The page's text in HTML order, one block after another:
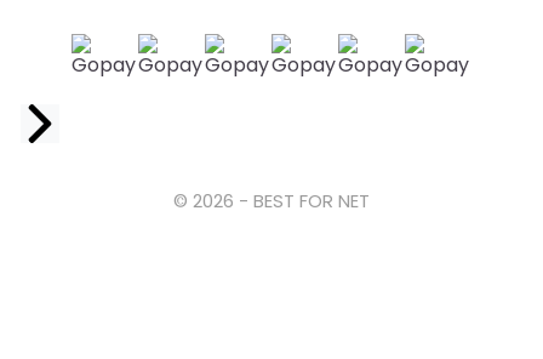
© 2026 - BEST FOR NET